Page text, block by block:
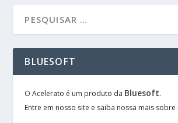
BLUESOFT
O Acelerato é um produto da Bluesoft.
Entre em nosso site e saiba nossa mais sobre